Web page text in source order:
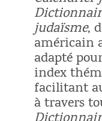
judaïsme,
américain
adapté
index
facilitant
à travers